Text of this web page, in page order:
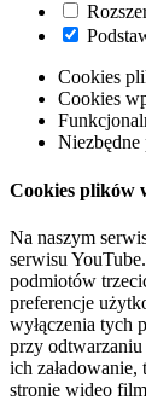
Cookies
Cookies
Niezbędne
Cookies plików
Na naszym
serwisu
podmiotów
preferencje
wyłączenia tych
przy
ich
stronie wideo